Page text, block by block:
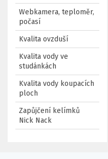
Webkamera, teploměr,
počasí
Kvalita ovzduší
Kvalita vody ve
studánkách
Kvalita vody koupacích
ploch
Zapůjčení kelímků
Nick Nack